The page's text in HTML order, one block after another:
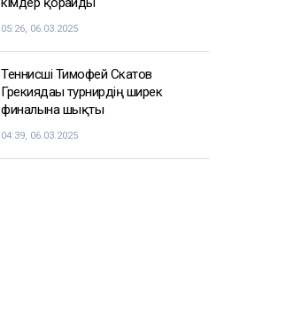
05:26, 06.03.2025
Теннисші Тимофей Скатов
Грекиядағы турнирдің ширек
финалына шықты
04:39, 06.03.2025